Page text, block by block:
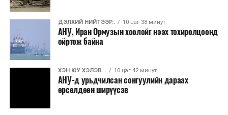
15. Бүрэнхаан
Мөнгө:
16. Асгат
багтаж байна.
Оюутны дотуур байр
2026 оны 9 дүгээр сарын 13-наас оюутнуудыг
дотуур байранд оруулж эхэлнэ.
Сургууль, цэцэрлэгийн үйл ажиллагааны
зохицуулалт
2026 оны 8 дугаар сарын 17–28-ны өдрүүдэд
ДЭЛХИЙ НИЙТЭЭР.. 10 цаг 38 минут
АНУ, Иран Ормузын хоолойг нээх тохиролцоонд
ойртож байна
ХЭН ЮУ ХЭЛЭВ... 10 цаг 42 минут
АНУ-д урьдчилсан сонгуулийн дараах
өрсөлдөөн ширүүсэв